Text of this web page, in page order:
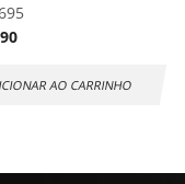
AO CARRINHO